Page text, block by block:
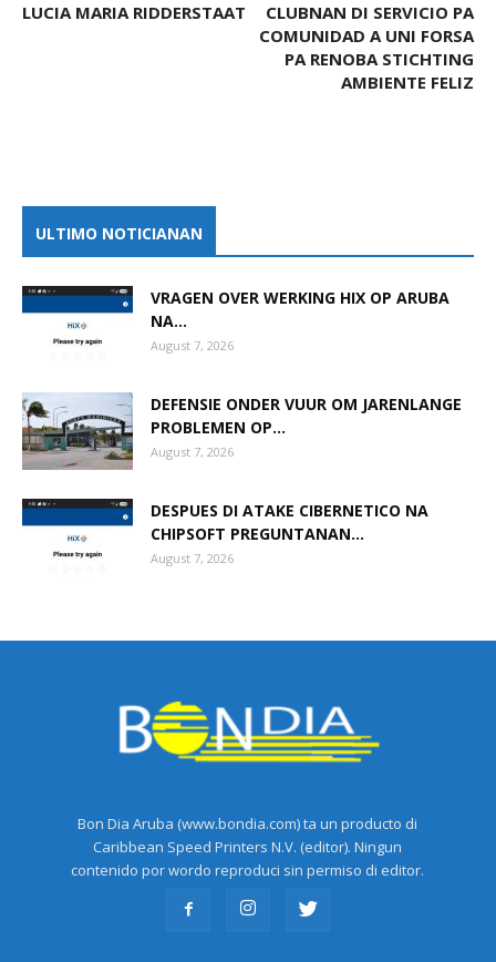
LUCIA MARIA RIDDERSTAAT
CLUBNAN DI SERVICIO PA
COMUNIDAD A UNI FORSA
PA RENOBA STICHTING
AMBIENTE FELIZ
ULTIMO NOTICIANAN
VRAGEN OVER WERKING HIX OP ARUBA
NA...
August 7, 2026
DEFENSIE ONDER VUUR OM JARENLANGE
PROBLEMEN OP...
August 7, 2026
DESPUES DI ATAKE CIBERNETICO NA
CHIPSOFT PREGUNTANAN...
August 7, 2026
Bon Dia Aruba (www.bondia.com) ta un producto di
Caribbean Speed Printers N.V. (editor). Ningun
contenido por wordo reproduci sin permiso di editor.